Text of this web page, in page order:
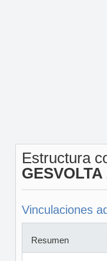
Estructura
GESVOLTA
Vinculaciones
Resumen